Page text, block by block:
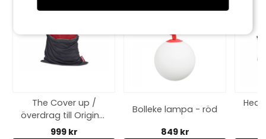
The Cover up /
överdrag till Original
outdoor - svart
999 kr
Bolleke lampa - röd
849 kr